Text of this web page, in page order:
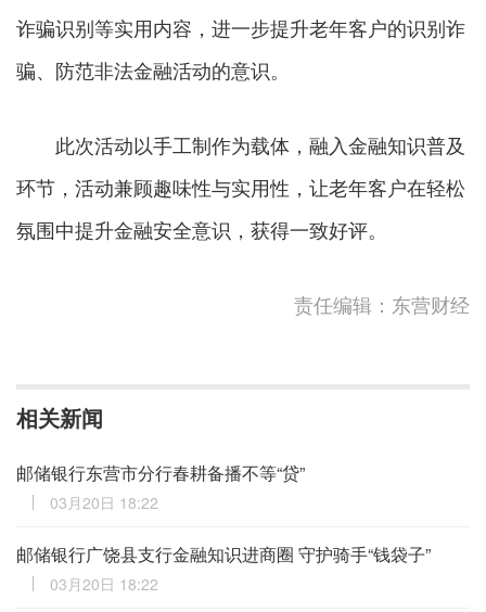
诈骗识别等实用内容，进一步提升老年客户的识别诈
骗、防范非法金融活动的意识。
此次活动以手工制作为载体，融入金融知识普及
环节，活动兼顾趣味性与实用性，让老年客户在轻松
氛围中提升金融安全意识，获得一致好评。
责任编辑：东营财经
相关新闻
邮储银行东营市分行春耕备播不等“贷”
03月20日 18:22
邮储银行广饶县支行金融知识进商圈 守护骑手“钱袋子”
03月20日 18:22